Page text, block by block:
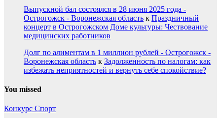
Выпускной бал состоялся в 28 июня 2025 года -
Острогожск - Воронежская область к Праздничный
концерт в Острогожском Доме культуры: Чествование
медицинских работников
Долг по алиментам в 1 миллион рублей - Острогожск -
Воронежская область к Задолженность по налогам: как
избежать неприятностей и вернуть себе спокойствие?
You missed
Конкурс Спорт